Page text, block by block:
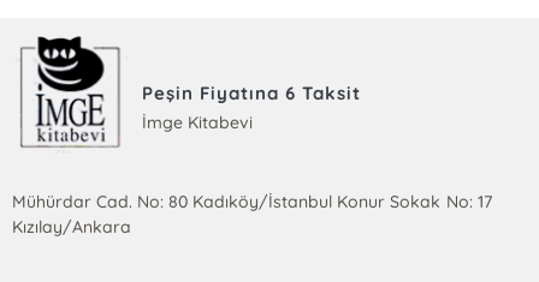
Peşin Fiyatına 6 Taksit
İmge Kitabevi
Mühürdar Cad. No: 80 Kadıköy/İstanbul Konur Sokak No: 17
Kızılay/Ankara